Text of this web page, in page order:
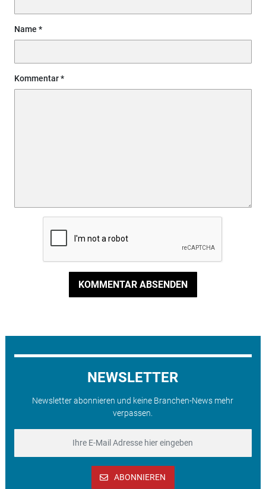
Name
Kommentar
KOMMENTAR ABSENDEN
NEWSLETTER
Newsletter abonnieren und keine Branchen-News mehr
verpassen.
ABONNIEREN